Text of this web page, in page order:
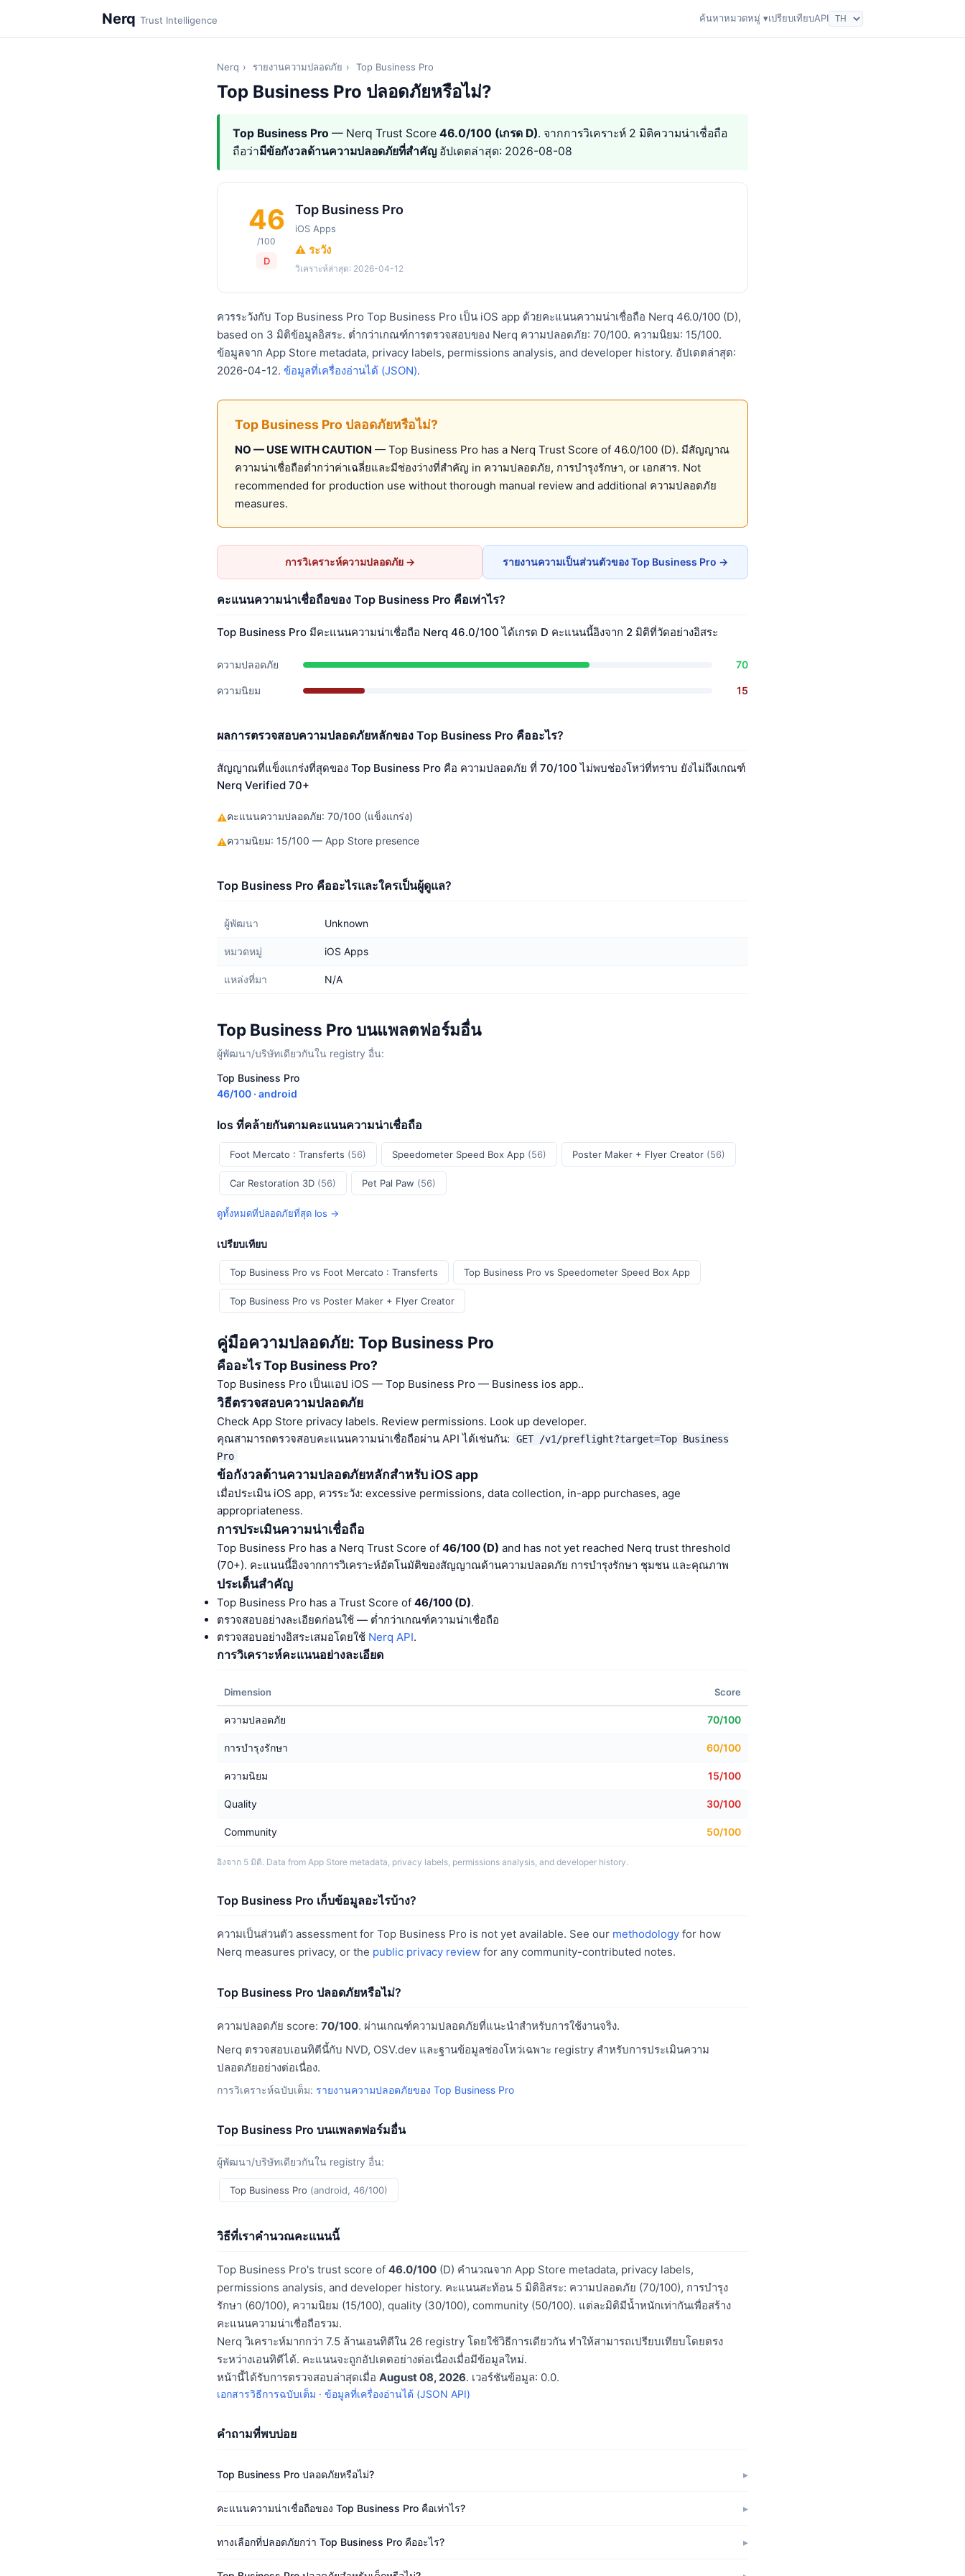
Nerq Trust Intelligence ค้นหาหมวดหมู่ ▾เปรียบเทียบAPI
Nerq › รายงานความปลอดภัย › Top Business Pro
Top Business Pro ปลอดภัยหรือไม่?
Top Business Pro — Nerq Trust Score 46.0/100 (เกรด D). จากการวิเคราะห์ 2 มิติความน่าเชื่อถือ
ถือว่ามีข้อกังวลด้านความปลอดภัยที่สำคัญอัปเดตล่าสุด: 2026-08-08
46
/100
D
Top Business Pro
iOS Apps
⚠️ ระวัง
วิเคราะห์ล่าสุด: 2026-04-12
ควรระวังกับ Top Business Pro Top Business Pro เป็น iOS app ด้วยคะแนนความน่าเชื่อถือ Nerq 46.0/100 (D),
based on 3 มิติข้อมูลอิสระ. ต่ำกว่าเกณฑ์การตรวจสอบของ Nerq ความปลอดภัย: 70/100. ความนิยม: 15/100.
ข้อมูลจาก App Store metadata, privacy labels, permissions analysis, and developer history. อัปเดตล่าสุด:
2026-04-12. ข้อมูลที่เครื่องอ่านได้ (JSON).
Top Business Pro ปลอดภัยหรือไม่?
NO — USE WITH CAUTION — Top Business Pro has a Nerq Trust Score of 46.0/100 (D). มีสัญญาณ
ความน่าเชื่อถือต่ำกว่าค่าเฉลี่ยและมีช่องว่างที่สำคัญ in ความปลอดภัย, การบำรุงรักษา, or เอกสาร. Not
recommended for production use without thorough manual review and additional ความปลอดภัย
measures.
การวิเคราะห์ความปลอดภัย → รายงานความเป็นส่วนตัวของ Top Business Pro →
คะแนนความน่าเชื่อถือของ Top Business Pro คือเท่าไร?
Top Business Pro มีคะแนนความน่าเชื่อถือ Nerq 46.0/100 ได้เกรด D คะแนนนี้อิงจาก 2 มิติที่วัดอย่างอิสระ
ความปลอดภัย 70
ความนิยม 15
ผลการตรวจสอบความปลอดภัยหลักของ Top Business Pro คืออะไร?
สัญญาณที่แข็งแกร่งที่สุดของ Top Business Pro คือ ความปลอดภัย ที่ 70/100 ไม่พบช่องโหว่ที่ทราบ ยังไม่ถึงเกณฑ์
Nerq Verified 70+
⚠คะแนนความปลอดภัย: 70/100 (แข็งแกร่ง)
⚠ความนิยม: 15/100 — App Store presence
Top Business Pro คืออะไรและใครเป็นผู้ดูแล?
ผู้พัฒนา Unknown
หมวดหมู่ iOS Apps
แหล่งที่มา N/A
Top Business Pro บนแพลตฟอร์มอื่น
ผู้พัฒนา/บริษัทเดียวกันใน registry อื่น:
Top Business Pro
46/100 · android
Ios ที่คล้ายกันตามคะแนนความน่าเชื่อถือ
Foot Mercato : Transferts (56) Speedometer Speed Box App (56) Poster Maker + Flyer Creator (56)
Car Restoration 3D (56) Pet Pal Paw (56)
ดูทั้งหมดที่ปลอดภัยที่สุด Ios →
เปรียบเทียบ
Top Business Pro vs Foot Mercato : Transferts Top Business Pro vs Speedometer Speed Box App
Top Business Pro vs Poster Maker + Flyer Creator
คู่มือความปลอดภัย: Top Business Pro
คืออะไร Top Business Pro?
Top Business Pro เป็นแอป iOS — Top Business Pro — Business ios app..
วิธีตรวจสอบความปลอดภัย
Check App Store privacy labels. Review permissions. Look up developer.
คุณสามารถตรวจสอบคะแนนความน่าเชื่อถือผ่าน API ได้เช่นกัน:
GET /v1/preflight?target=Top Business
Pro
ข้อกังวลด้านความปลอดภัยหลักสำหรับ iOS app
เมื่อประเมิน iOS app, ควรระวัง: excessive permissions, data collection, in-app purchases, age
appropriateness.
การประเมินความน่าเชื่อถือ
Top Business Pro has a Nerq Trust Score of 46/100 (D) and has not yet reached Nerq trust threshold
(70+). คะแนนนี้อิงจากการวิเคราะห์อัตโนมัติของสัญญาณด้านความปลอดภัย การบำรุงรักษา ชุมชน และคุณภาพ
ประเด็นสำคัญ
Top Business Pro has a Trust Score of 46/100 (D).
ตรวจสอบอย่างละเอียดก่อนใช้ — ต่ำกว่าเกณฑ์ความน่าเชื่อถือ
ตรวจสอบอย่างอิสระเสมอโดยใช้ Nerq API.
การวิเคราะห์คะแนนอย่างละเอียด
Dimension Score
ความปลอดภัย 70/100
การบำรุงรักษา 60/100
ความนิยม 15/100
Quality 30/100
Community 50/100
อิงจาก 5 มิติ. Data from App Store metadata, privacy labels, permissions analysis, and developer history.
Top Business Pro เก็บข้อมูลอะไรบ้าง?
ความเป็นส่วนตัว assessment for Top Business Pro is not yet available. See our methodology for how
Nerq measures privacy, or the public privacy review for any community-contributed notes.
Top Business Pro ปลอดภัยหรือไม่?
ความปลอดภัย score: 70/100. ผ่านเกณฑ์ความปลอดภัยที่แนะนำสำหรับการใช้งานจริง.
Nerq ตรวจสอบเอนทิตีนี้กับ NVD, OSV.dev และฐานข้อมูลช่องโหว่เฉพาะ registry สำหรับการประเมินความ
ปลอดภัยอย่างต่อเนื่อง.
การวิเคราะห์ฉบับเต็ม: รายงานความปลอดภัยของ Top Business Pro
Top Business Pro บนแพลตฟอร์มอื่น
ผู้พัฒนา/บริษัทเดียวกันใน registry อื่น:
Top Business Pro (android, 46/100)
วิธีที่เราคำนวณคะแนนนี้
Top Business Pro's trust score of 46.0/100 (D) คำนวณจาก App Store metadata, privacy labels,
permissions analysis, and developer history. คะแนนสะท้อน 5 มิติอิสระ: ความปลอดภัย (70/100), การบำรุง
รักษา (60/100), ความนิยม (15/100), quality (30/100), community (50/100). แต่ละมิติมีน้ำหนักเท่ากันเพื่อสร้าง
คะแนนความน่าเชื่อถือรวม.
Nerq วิเคราะห์มากกว่า 7.5 ล้านเอนทิตีใน 26 registry โดยใช้วิธีการเดียวกัน ทำให้สามารถเปรียบเทียบโดยตรง
ระหว่างเอนทิตีได้. คะแนนจะถูกอัปเดตอย่างต่อเนื่องเมื่อมีข้อมูลใหม่.
หน้านี้ได้รับการตรวจสอบล่าสุดเมื่อ August 08, 2026. เวอร์ชันข้อมูล: 0.0.
เอกสารวิธีการฉบับเต็ม · ข้อมูลที่เครื่องอ่านได้ (JSON API)
คำถามที่พบบ่อย
Top Business Pro ปลอดภัยหรือไม่?
คะแนนความน่าเชื่อถือของ Top Business Pro คือเท่าไร?
ทางเลือกที่ปลอดภัยกว่า Top Business Pro คืออะไร?